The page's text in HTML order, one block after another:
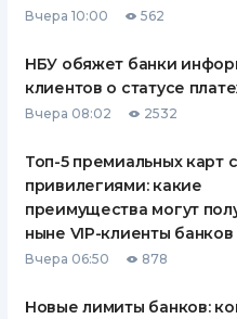
СТРАХОВАНИЮ
ВСЕ СТРАХОВЫЕ ПОЛИСЫ
ОТЗЫВЫ О СТРАХОВЫХ
КОМПАНИЯХ
Вчера 10:00 562
НБУ обяжет банки
клиентов о статусе
Вчера 08:02 2532
Топ-5 премиальных карт с
привилегиями: какие
преимущества могут
ныне VIP-клиенты банков
Вчера 06:50 878
Новые лимиты банков: